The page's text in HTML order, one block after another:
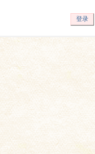
登录